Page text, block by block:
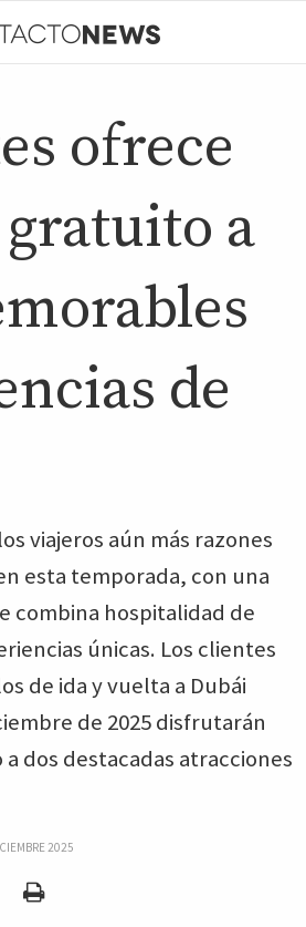
ofrece
gratuito a
de
viajeros aún más razones
esta temporada, con una
combina hospitalidad de
únicas. Los clientes
de ida y vuelta a Dubái
de 2025 disfrutarán
dos destacadas atracciones
2025